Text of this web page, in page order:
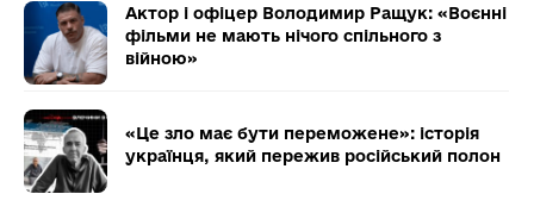
Актор і офіцер Володимир Ращук: «Воєнні
фільми не мають нічого спільного з
війною»
«Це зло має бути переможене»: історія
українця, який пережив російський полон